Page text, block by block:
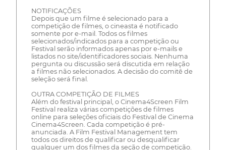
NOTIFICAÇÕES
Depois que um filme é selecionado para a
competição de filmes, o cineasta é notificado
somente por e-mail. Todos os filmes
selecionados/indicados para a competição ou
Festival serão informados apenas por e-mails e
listados no site/identificadores sociais. Nenhuma
pergunta ou discussão será discutida em relação
a filmes não selecionados. A decisão do comitê de
seleção será final.
OUTRA COMPETIÇÃO DE FILMES
Além do festival principal, o Cinema4Screen Film
Festival realiza várias competições de filmes
online para seleções oficiais do Festival de Cinema
Cinema4Screen. Cada competição é pré-
anunciada. A Film Festival Management tem
todos os direitos de qualificar ou desqualificar
qualquer um dos filmes da seção de competição.